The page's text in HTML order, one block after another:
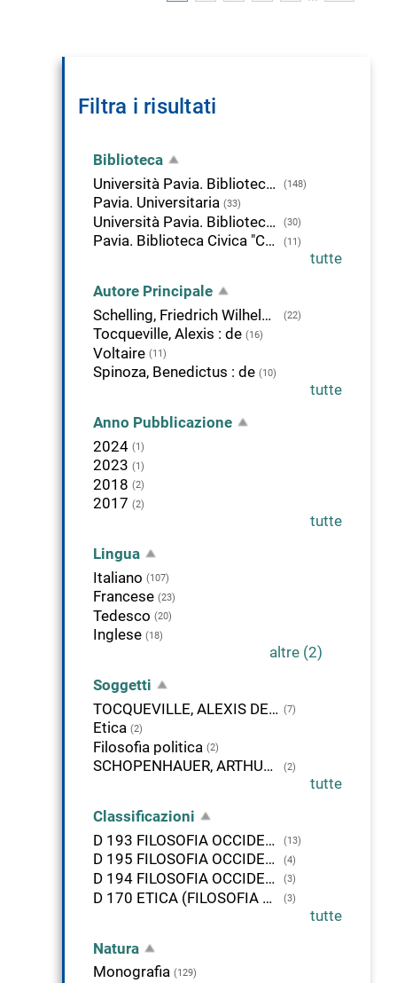
Filtra i risultati
Biblioteca
Università Pavia. Biblioteca di Studi Umanistici
(148)
Pavia. Universitaria (33)
Università Pavia. Biblioteca di Scienze Politiche (30)
Pavia. Biblioteca Civica "Carlo Bonetta" (11)
tutte
Autore Principale
Schelling, Friedrich Wilhelm Joseph : von
(22)
Tocqueville, Alexis : de (16)
Voltaire (11)
Spinoza, Benedictus : de (10)
tutte
Anno Pubblicazione
2024 (1)
2023 (1)
2018 (2)
2017 (2)
tutte
Lingua
Italiano (107)
Francese (23)
Tedesco (20)
Inglese (18)
altre (2)
Soggetti
TOCQUEVILLE, ALEXIS DE - LETTERE E CARTEGGI (7)
Etica (2)
Filosofia politica (2)
SCHOPENHAUER, ARTHUR - PENSIERO FILOSOFICO (2)
tutte
Classificazioni
D 193 FILOSOFIA OCCIDENTALE MODERNA. GERMANIA E AUSTRIA
(13)
D 195 FILOSOFIA OCCIDENTALE MODERNA. ITALIA (4)
D 194 FILOSOFIA OCCIDENTALE MODERNA. FRANCIA (3)
D 170 ETICA (FILOSOFIA MORALE) (3)
tutte
Natura
Monografia (129)